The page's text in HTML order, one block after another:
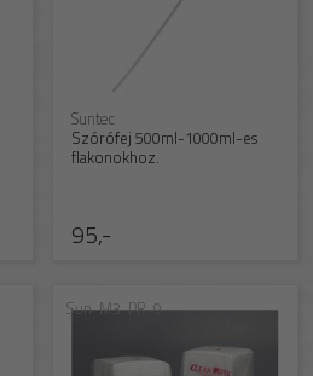
95,-
Suntec
Szórófej 500ml-1000ml-es
flakonokhoz.
Sun-M3-PR-9